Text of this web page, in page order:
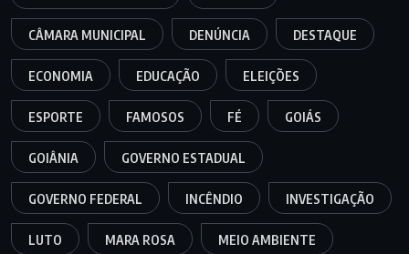
CÂMARA MUNICIPAL DENÚNCIA DESTAQUE
ECONOMIA EDUCAÇÃO ELEIÇÕES
ESPORTE FAMOSOS FÉ GOIÁS
GOIÂNIA GOVERNO ESTADUAL
GOVERNO FEDERAL INCÊNDIO INVESTIGAÇÃO
LUTO MARA ROSA MEIO AMBIENTE